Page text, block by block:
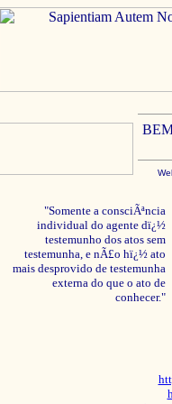
"Somente a consciÃªncia
individual do agente dï¿½
testemunho dos atos sem
testemunha, e nÃ£o hï¿½ ato
mais desprovido de testemunha
externa do que o ato de
conhecer."